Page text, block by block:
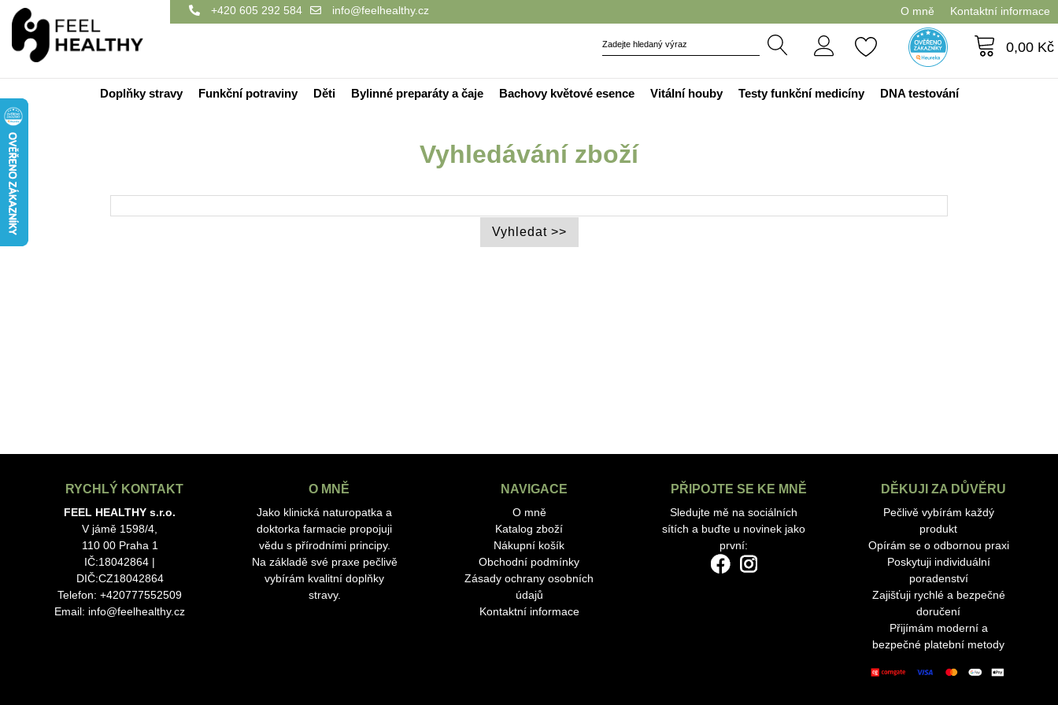
+420 605 292 584 info@feelhealthy.cz
0,00 Kč
O mně Kontaktní informace
Doplňky stravy Funkční potraviny Děti Bylinné preparáty a čaje Bachovy květové esence Vitální houby Testy funkční medicíny DNA testování
Vyhledávání zboží
RYCHLÝ KONTAKT
FEEL HEALTHY s.r.o.
V jámě 1598/4,
110 00 Praha 1
IČ:18042864 |
DIČ:CZ18042864
Telefon: +420777552509
Email: info@feelhealthy.cz
O MNĚ
Jako klinická naturopatka a
doktorka farmacie propojuji
vědu s přírodními principy.
Na základě své praxe pečlivě
vybírám kvalitní doplňky
stravy.
NAVIGACE
O mně
Katalog zboží
Nákupní košík
Obchodní podmínky
Zásady ochrany osobních
údajů
Kontaktní informace
PŘIPOJTE SE KE MNĚ
Sledujte mě na sociálních
sítích a buďte u novinek jako
první:
DĚKUJI ZA DŮVĚRU
Pečlivě vybírám každý
produkt
Opírám se o odbornou praxi
Poskytuji individuální
poradenství
Zajišťuji rychlé a bezpečné
doručení
Přijímám moderní a
bezpečné platební metody